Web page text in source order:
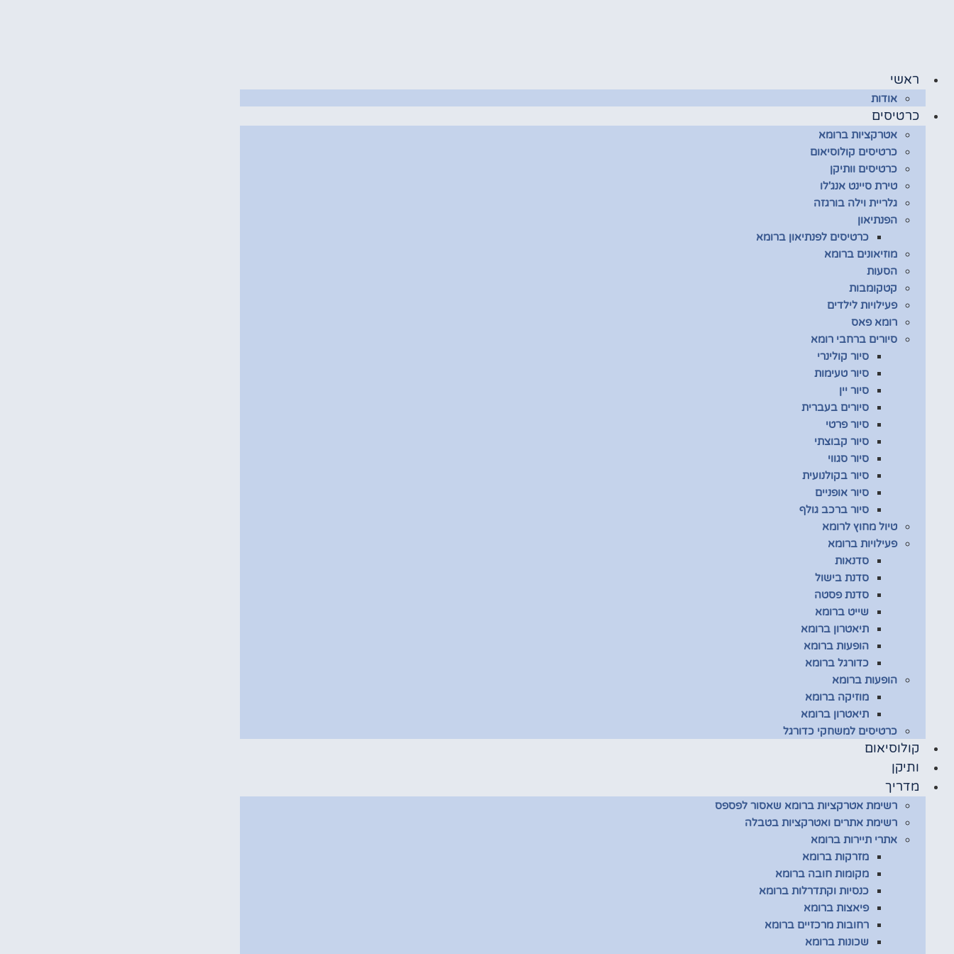
ראשי
אודות
כרטיסים
אטרקציות ברומא
כרטיסים קולוסיאום
כרטיסים וותיקן
טירת סיינט אנג'לו
גלריית וילה בורגזה
הפנתיאון
כרטיסים לפנתיאון ברומא
מוזיאונים ברומא
הסעות
קטקומבות
פעילויות לילדים
רומא פאס
סיורים ברחבי רומא
סיור קולינרי
סיור טעימות
סיור יין
סיורים בעברית
סיור פרטי
סיור קבוצתי
סיור סגווי
סיור בקולנועית
סיור אופניים
סיור ברכב גולף
טיול מחוץ לרומא
פעילויות ברומא
סדנאות
סדנת בישול
סדנת פסטה
שייט ברומא
תיאטרון ברומא
הופעות ברומא
כדורגל ברומא
הופעות ברומא
מוזיקה ברומא
תיאטרון ברומא
כרטיסים למשחקי כדורגל
קולוסיאום
ותיקן
מדריך
רשימת אטרקציות ברומא שאסור לפספס
רשימת אתרים ואטרקציות בטבלה
אתרי תיירות ברומא
מזרקות ברומא
מקומות חובה ברומא
כנסיות וקתדרלות ברומא
פיאצות ברומא
רחובות מרכזיים ברומא
שכונות ברומא